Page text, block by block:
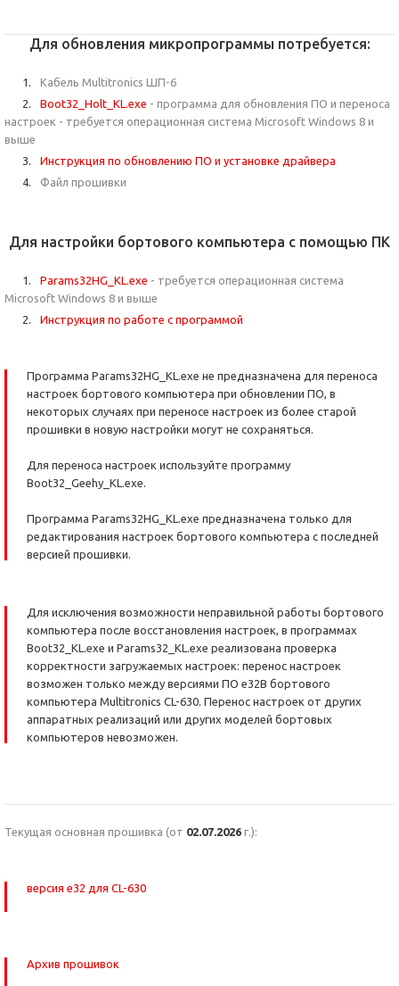
Для обновления микропрограммы потребуется:
Кабель Multitronics ШП-6
Boot32_Holt_KL.exe - программа для обновления ПО и переноса
настроек - требуется операционная система Microsoft Windows 8 и
выше
Инструкция по обновлению ПО и установке драйвера
Файл прошивки
Для настройки бортового компьютера с помощью ПК
Params32HG_KL.exe - требуется операционная система
Microsoft Windows 8 и выше
Инструкция по работе с программой
Программа Params32HG_KL.exe не предназначена для переноса
настроек бортового компьютера при обновлении ПО, в
некоторых случаях при переносе настроек из более старой
прошивки в новую настройки могут не сохраняться.
Для переноса настроек используйте программу
Boot32_Geehy_KL.exe.
Программа Params32HG_KL.exe предназначена только для
редактирования настроек бортового компьютера с последней
версией прошивки.
Для исключения возможности неправильной работы бортового
компьютера после восстановления настроек, в программах
Boot32_KL.exe и Params32_KL.exe реализована проверка
корректности загружаемых настроек: перенос настроек
возможен только между версиями ПО e32B бортового
компьютера Multitronics CL-630. Перенос настроек от других
аппаратных реализаций или других моделей бортовых
компьютеров невозможен.
Текущая основная прошивка (от 02.07.2026 г.):
версия e32 для CL-630
Архив прошивок